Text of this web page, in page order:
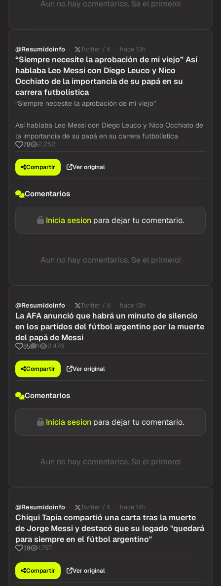
Aun no hay comentarios. Se el primero!
@Resumidoinfo Twitter / X hace 13h
“Siempre necesite la aprobación de mi viejo” Así
hablaba Leo Messi con Diego Leuco y Nico
Occhiato de la importancia de su papá en su
carrera futbolística
“Siempre necesite la aprobación de mi viejo”
Así hablaba Leo Messi con Diego Leuco y Nico Occhiato de
la importancia de su papá en su carrera futbolística
78 2,252
Compartir Ver original
Comentarios
Inicia sesion para dejar tu comentario.
Aun no hay comentarios. Se el primero!
@Resumidoinfo Twitter / X hace 13h
La AFA anunció que habrá un minuto de silencio
en los partidos del fútbol argentino por la muerte
del papá de Messi
85 1 2,476
Compartir Ver original
Comentarios
Inicia sesion para dejar tu comentario.
Aun no hay comentarios. Se el primero!
@Resumidoinfo Twitter / X hace 14h
Chiqui Tapia compartió una carta tras la muerte
de Jorge Messi y destacó que su legado "quedará
para siempre en el fútbol argentino"
19 1,797
Compartir Ver original